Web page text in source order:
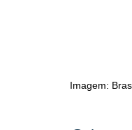
Imagem: